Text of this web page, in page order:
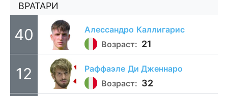
ВРАТАРИ
40 Алессандро Каллигарис
Возраст: 21
12 Раффаэле Ди Дженнаро
Возраст: 32